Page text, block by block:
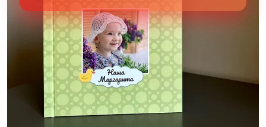
Другие стили фотокниг